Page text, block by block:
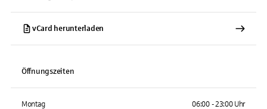
vCard herunterladen
Öffnungszeiten
Montag 06:00 - 23:00 Uhr